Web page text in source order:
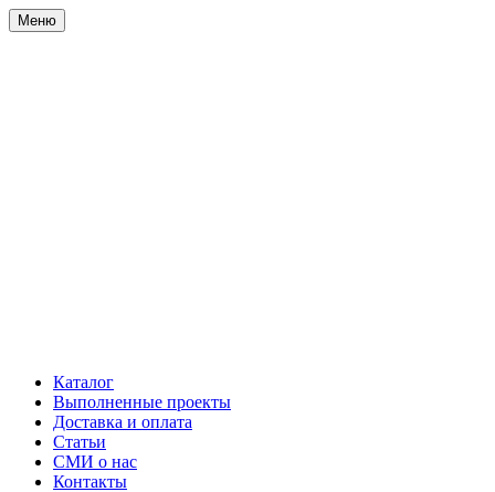
Меню
Каталог
Выполненные проекты
Доставка и оплата
Статьи
СМИ о нас
Контакты